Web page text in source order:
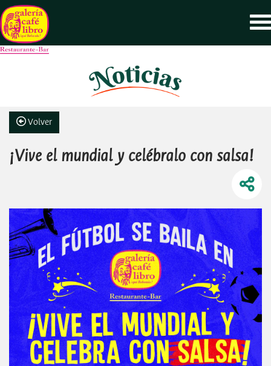
Volver
¡Vive el mundial y celébralo con salsa!